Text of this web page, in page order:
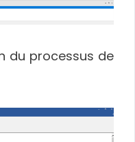
du processus de